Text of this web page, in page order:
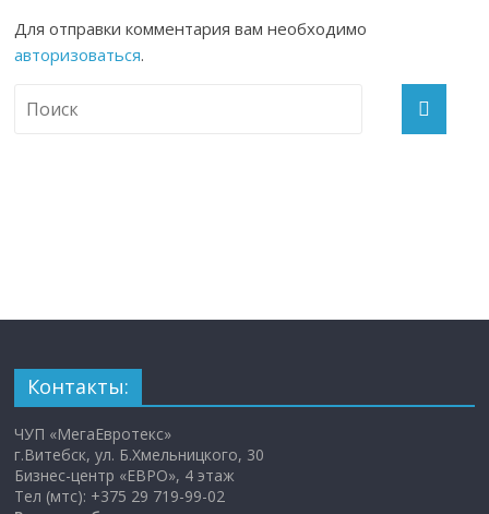
Для отправки комментария вам необходимо
авторизоваться.
Контакты:
ЧУП «МегаЕвротекс»
г.Витебск, ул. Б.Хмельницкого, 30
Бизнес-центр «ЕВРО», 4 этаж
Тел (мтс): +375 29 719-99-02